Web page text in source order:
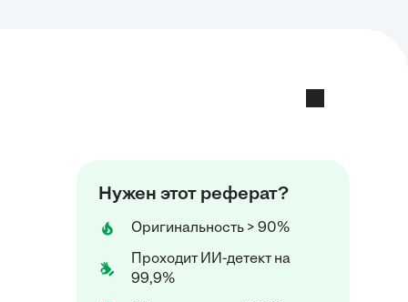
Нужен этот реферат?
Оригинальность > 90%
Проходит ИИ-детект на
99,9%